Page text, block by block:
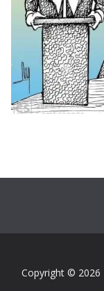
Copyright © 2026